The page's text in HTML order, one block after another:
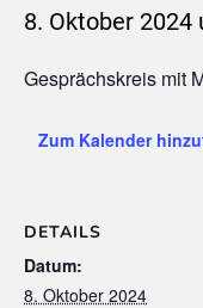
8. Oktober 2024
Gesprächskreis mit
Zum Kalender
DETAILS
Datum:
8. Oktober 2024